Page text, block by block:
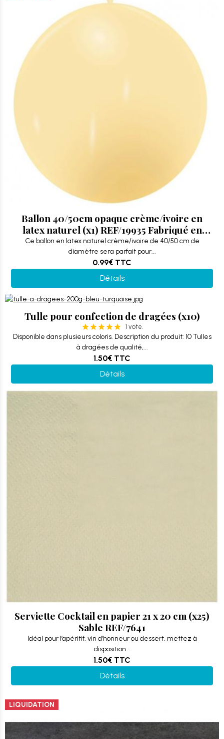
Ballon 40/50cm opaque crème/ivoire en
latex naturel (x1) REF/19935 Fabriqué en
France
Ce ballon en latex naturel crème/ivoire de 40/50 cm de
diamètre sera parfait pour...
0.99€ TTC
Détails
Tulle pour confection de dragées (x10)
1 vote.
Disponible dans plusieurs coloris. Description du produit: 10 Tulles
à dragées de qualité,...
1.50€ TTC
Détails
Serviette Cocktail en papier 21 x 20 cm (x25)
Sable REF/7641
Idéal pour l’apéritif, vin d’honneur ou dessert, mettez à
disposition...
1.50€ TTC
Détails
LIQUIDATION